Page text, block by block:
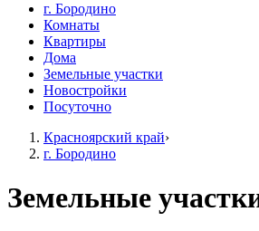
г. Бородино
Комнаты
Квартиры
Дома
Земельные участки
Новостройки
Посуточно
Красноярский край›
г. Бородино
Земельные